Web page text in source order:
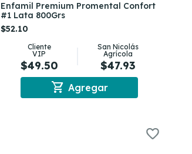
Enfamil Premium Promental Confort
#1 Lata 800Grs
$52.10
Cliente
VIP
$49.50
San Nicolás
Agrícola
$47.93
shopping_cart Agregar